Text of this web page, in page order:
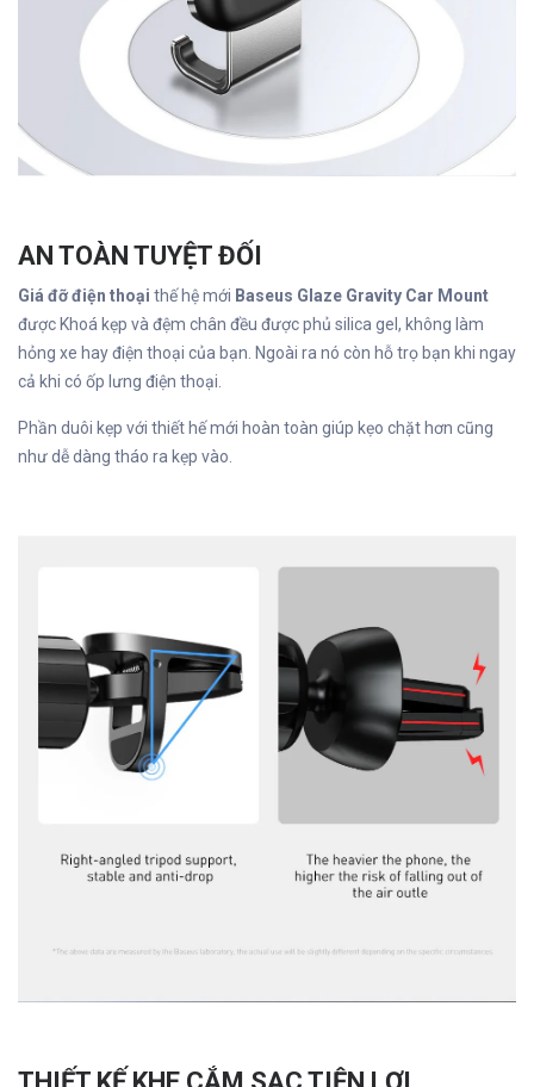
AN TOÀN TUYỆT ĐỐI
Giá đỡ điện thoại thế hệ mới Baseus Glaze Gravity Car Mount
được Khoá kẹp và đệm chân đều được phủ silica gel, không làm
hỏng xe hay điện thoại của bạn. Ngoài ra nó còn hỗ trọ bạn khi ngay
cả khi có ốp lưng điện thoại.
Phần duôi kẹp với thiết hế mới hoàn toàn giúp kẹo chặt hơn cũng
như dễ dàng tháo ra kẹp vào.